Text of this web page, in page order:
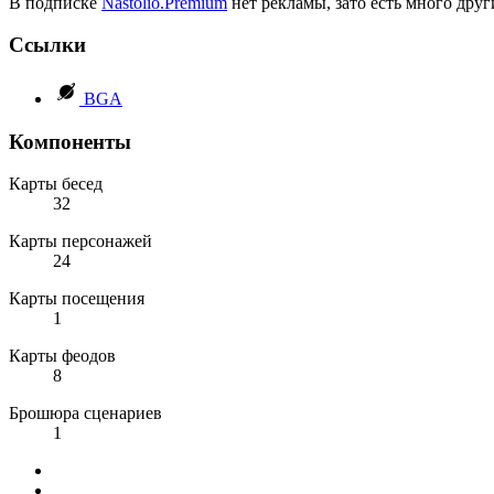
Ссылки
BGA
Компоненты
Карты бесед
32
Карты персонажей
24
Карты посещения
1
Карты феодов
8
Брошюра сценариев
1